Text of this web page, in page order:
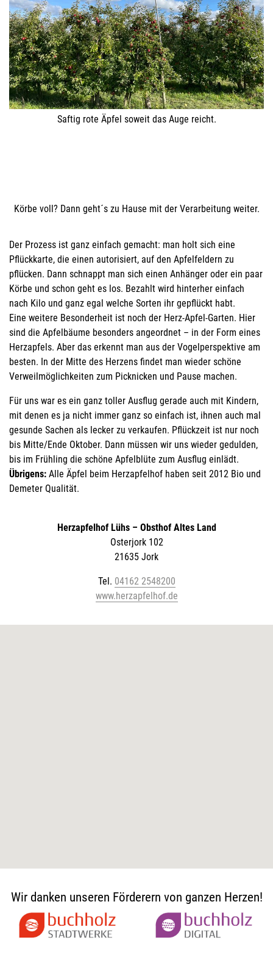
Saftig rote Äpfel soweit das Auge reicht.
Körbe voll? Dann geht´s zu Hause mit der Verarbeitung weiter.
Der Prozess ist ganz einfach gemacht: man holt sich eine
Pflückkarte, die einen autorisiert, auf den Apfelfeldern zu
pflücken. Dann schnappt man sich einen Anhänger oder ein paar
Körbe und schon geht es los. Bezahlt wird hinterher einfach
nach Kilo und ganz egal welche Sorten ihr gepflückt habt.
Eine weitere Besonderheit ist noch der Herz-Apfel-Garten. Hier
sind die Apfelbäume besonders angeordnet – in der Form eines
Herzapfels. Aber das erkennt man aus der Vogelperspektive am
besten. In der Mitte des Herzens findet man wieder schöne
Verweilmöglichkeiten zum Picknicken und Pause machen.
Für uns war es ein ganz toller Ausflug gerade auch mit Kindern,
mit denen es ja nicht immer ganz so einfach ist, ihnen auch mal
gesunde Sachen als lecker zu verkaufen. Pflückzeit ist nur noch
bis Mitte/Ende Oktober. Dann müssen wir uns wieder gedulden,
bis im Frühling die schöne Apfelblüte zum Ausflug einlädt.
Übrigens: Alle Äpfel beim Herzapfelhof haben seit 2012 Bio und
Demeter Qualität.
Herzapfelhof Lühs – Obsthof Altes Land
Osterjork 102
21635 Jork
Tel. 04162 2548200
www.herzapfelhof.de
Wir danken unseren Förderern von ganzen Herzen!